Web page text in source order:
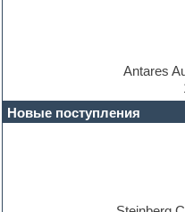
Electric guitar
Electric piano
EXS24 Instruments
Antares
Новые поступления